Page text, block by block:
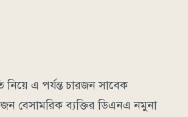
এ পর্যন্ত চারজন সাবেক
বেসামরিক ব্যক্তির ডিএনএ নমুনা